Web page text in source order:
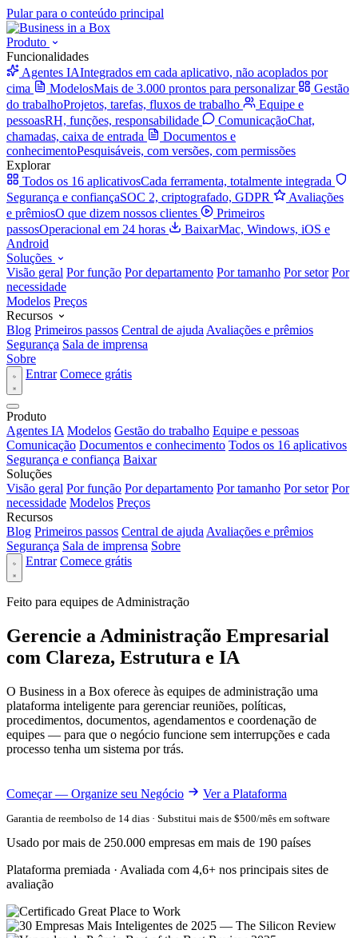
Pular para o conteúdo principal
Produto
Funcionalidades
Agentes IAIntegrados em cada aplicativo, não acoplados por
cima
ModelosMais de 3.000 prontos para personalizar
Gestão
do trabalhoProjetos, tarefas, fluxos de trabalho
Equipe e
pessoasRH, funções, responsabilidade ComunicaçãoChat,
chamadas, caixa de entrada
Documentos e
conhecimentoPesquisáveis, com versões, com permissões
Explorar
Todos os 16 aplicativosCada ferramenta, totalmente integrada
Segurança e confiançaSOC 2, criptografado, GDPR
Avaliações
e prêmiosO que dizem nossos clientes
Primeiros
passosOperacional em 24 horas BaixarMac, Windows, iOS e
Android
Soluções
Visão geral Por função Por departamento Por tamanho Por setor Por
necessidade
Modelos Preços
Recursos
Blog Primeiros passos Central de ajuda Avaliações e prêmios
Segurança Sala de imprensa
Sobre
Entrar Comece grátis
Produto
Agentes IA Modelos Gestão do trabalho Equipe e pessoas
Comunicação Documentos e conhecimento Todos os 16 aplicativos
Segurança e confiança Baixar
Soluções
Visão geral Por função Por departamento Por tamanho Por setor Por
necessidade Modelos Preços
Recursos
Blog Primeiros passos Central de ajuda Avaliações e prêmios
Segurança Sala de imprensa Sobre
Entrar Comece grátis
Feito para equipes de Administração
Gerencie a Administração Empresarial
com Clareza, Estrutura e IA
O Business in a Box oferece às equipes de administração uma
plataforma inteligente para gerenciar reuniões, políticas,
procedimentos, documentos, agendamentos e coordenação de
equipes — para que o negócio funcione sem interrupções e cada
processo tenha um sistema por trás.
Começar — Organize seu Negócio Ver a Plataforma
Garantia de reembolso de 14 dias · Substitui mais de $500/mês em software
Usado por mais de 250.000 empresas em mais de 190 países
Plataforma premiada · Avaliada com 4,6+ nos principais sites de
avaliação